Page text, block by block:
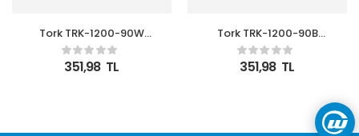
Tork TRK-1200-90W
Beyaz 100lü Kablo Bağı
351,98 TL
Tork TRK-1200-90B
Siyah 100lü Kablo Bağı
351,98 TL